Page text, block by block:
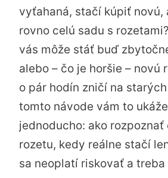
vyťahaná, stačí kúpiť novú,
rovno celú sadu s
vás môže stáť buď
alebo – čo je horšie – novú
o pár hodín zničí na
tomto návode vám to
jednoducho: ako
rozetu, kedy reálne stačí
sa neoplatí riskovať a